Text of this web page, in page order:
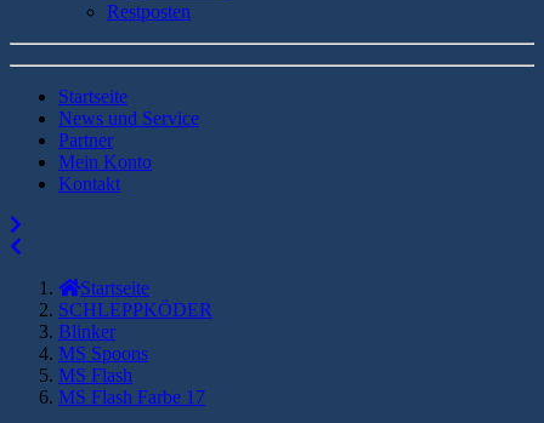
Restposten
Startseite
News und Service
Partner
Mein Konto
Kontakt
Startseite
SCHLEPPKÖDER
Blinker
MS Spoons
MS Flash
MS Flash Farbe 17